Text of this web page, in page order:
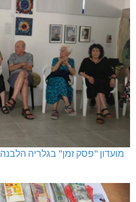
מועדון "פסק זמן" בגלריה הלבנה